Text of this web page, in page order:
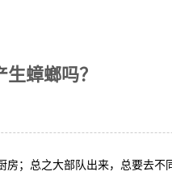
蟑螂吗？
；总之大部队出来，总要去不